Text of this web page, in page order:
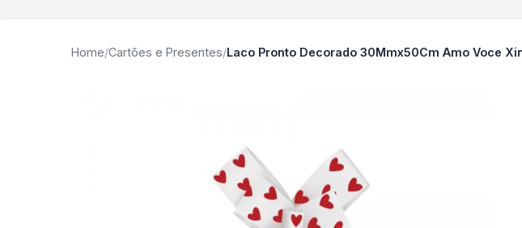
Home/Cartões e Presentes/Laco Pronto Decorado 30Mmx50Cm Amo Voce